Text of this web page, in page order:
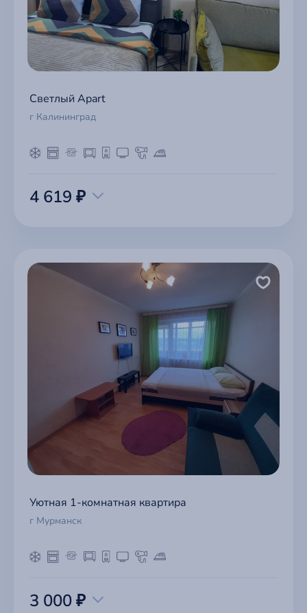
Светлый Apart
г Калининград
4 619 ₽
Уютная 1-комнатная квартира
г Мурманск
3 000 ₽